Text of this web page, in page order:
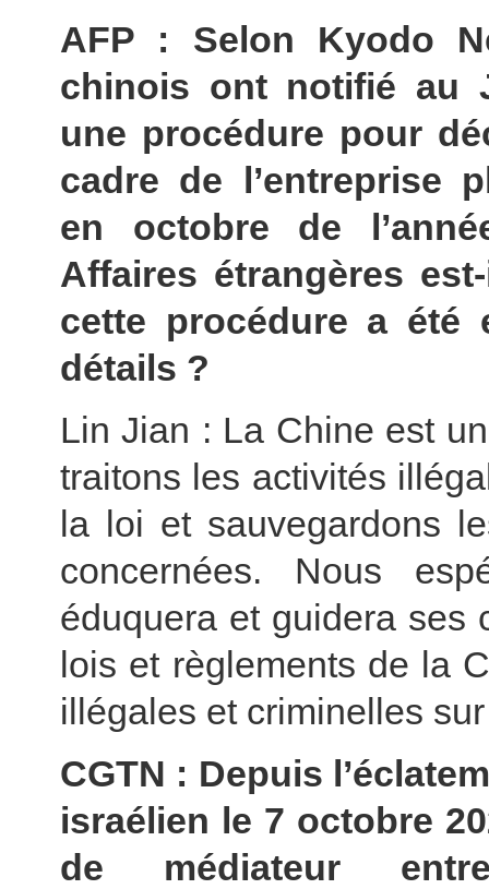
AFP : Selon Kyodo
chinois ont notifié au
une procédure pour
cadre de l’entreprise
en octobre de
Affaires étrangères
cette procédure a été
détails ?
Lin Jian : La Chine est
traitons les activités
la loi et sauvegardons
concernées. Nous
éduquera et guidera ses
lois et règlements de la
illégales et criminelles
CGTN : Depuis
israélien le 7 octobre
de médiateur